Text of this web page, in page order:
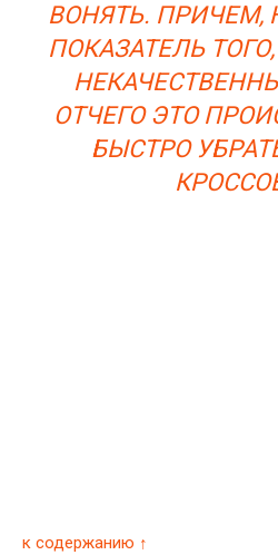
ВОНЯТЬ. ПРИЧЕМ,
ПОКАЗАТЕЛЬ
ОТЧЕГО ЭТО
БЫСТРО
к содержанию ↑